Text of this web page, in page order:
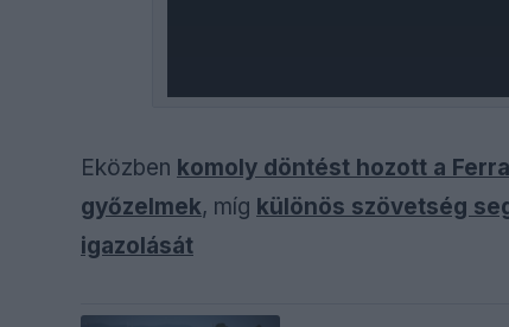
Eközben komoly döntést hozott a
győzelmek, míg különös szövetség
igazolását